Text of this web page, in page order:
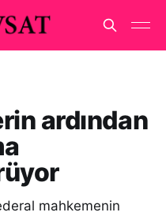
ardından
mahkemenin